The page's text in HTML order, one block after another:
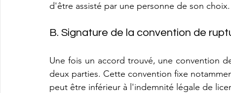
d'être assisté par une personne de son choix.
B. Signature de la convention de
Une fois un accord trouvé, une convention
deux parties. Cette convention fixe
peut être inférieur à l'indemnité légale de